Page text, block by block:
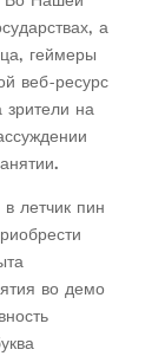
а
геймеры
веб-ресурс
зрители на
летчик пин
во демо